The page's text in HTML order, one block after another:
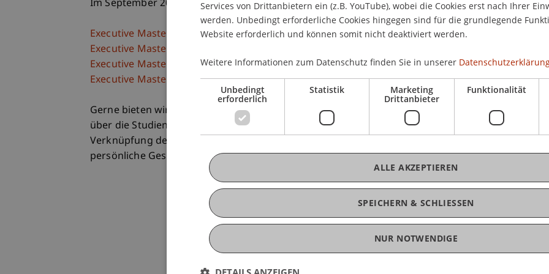
Im September 2012 starten unsere berufsbegleitenden Weiterbildungsstudiengänge:
Executive Master of Laws (LL.M.) im Gesellschafts-, Stiftungs- und Trustrecht
Executive Master of Laws (LL.M.) in International Taxation
Executive Master of Laws (LL.M.) in Banking & Securities Law
Executive Master of Business Administration (EMBA) in International Asset Management
Gerne bieten wir Ihnen die Möglichkeit, an unserer Informationsveranstaltung Näheres
über die Studienpläne, die Lehrkonzepte, die Studienzeiten und die interdisziplinäre
Verknüpfung der Masterstudiengänge zu erfahren. Zudem stehen die Studienleiter für
persönliche Gespräche zur Verfügung.
Services von Drittanbietern ein (z.B. YouTube), wobei die Cookies erst nach Ihrer
werden. Unbedingt erforderliche Cookies hingegen sind für die grundlegende
Website erforderlich und können somit nicht deaktiviert werden.
Weitere Informationen zum Datenschutz finden Sie in unserer
Unbedingt
erforderlich
Statistik Marketing
Drittanbieter
Funktionalität
SPEICHERN & SCHLIESSEN
ALLE AKZEPTIEREN
NUR NOTWENDIGE